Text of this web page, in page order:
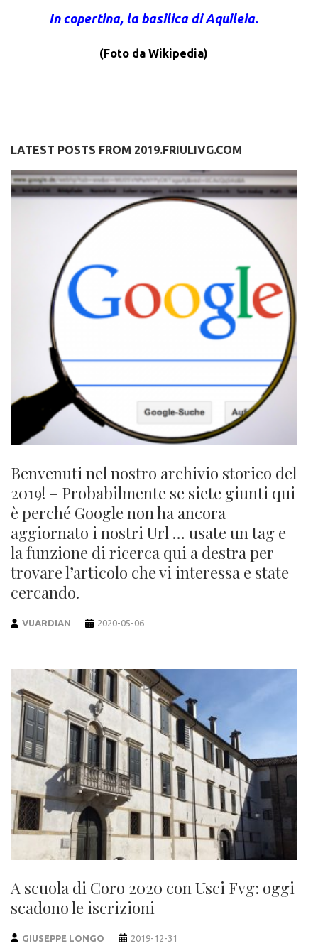
In copertina, la basilica di Aquileia.
(Foto da Wikipedia)
LATEST POSTS FROM 2019.FRIULIVG.COM
Benvenuti nel nostro archivio storico del
2019! – Probabilmente se siete giunti qui
è perché Google non ha ancora
aggiornato i nostri Url … usate un tag e
la funzione di ricerca qui a destra per
trovare l’articolo che vi interessa e state
cercando.
VUARDIAN 2020-05-06
A scuola di Coro 2020 con Usci Fvg: oggi
scadono le iscrizioni
GIUSEPPE LONGO 2019-12-31